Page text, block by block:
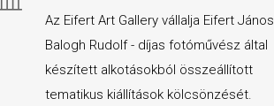
Az Eifert Art Gallery vállalja Eifert János
Balogh Rudolf - díjas fotóművész által
készített alkotásokból összeállított
tematikus kiállítások kölcsönzését.